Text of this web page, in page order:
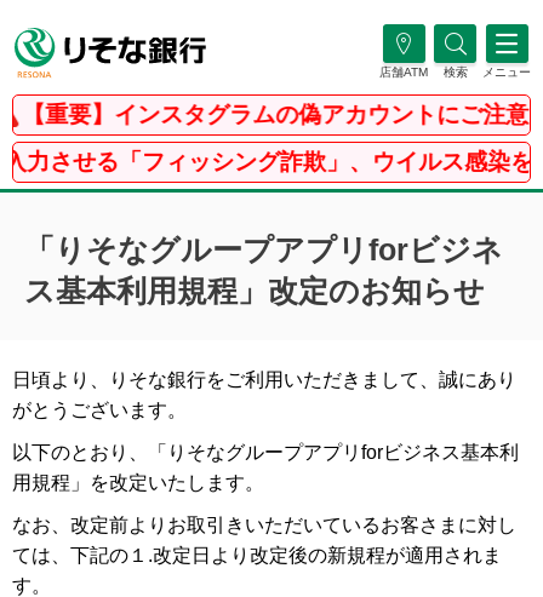
店舗ATM 検索 メニュー
【重要】インスタグラムの偽アカウントにご注意
させる「フィッシング詐欺」、ウイルス感染を
「りそなグループアプリforビジネ
ス基本利用規程」改定のお知らせ
日頃より、りそな銀行をご利用いただきまして、誠にあり
がとうございます。
以下のとおり、「りそなグループアプリforビジネス基本利
用規程」を改定いたします。
なお、改定前よりお取引きいただいているお客さまに対し
ては、下記の１.改定日より改定後の新規程が適用されま
す。